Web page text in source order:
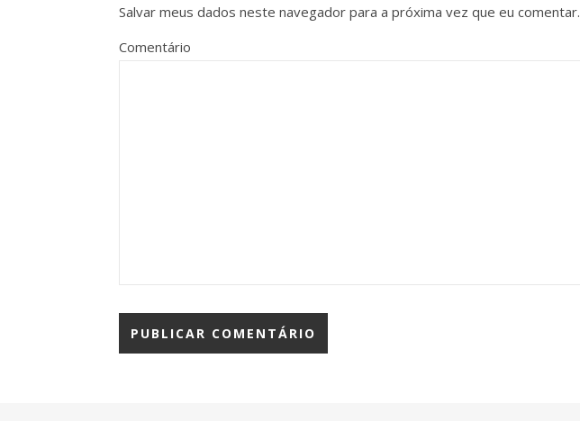
Salvar meus dados neste navegador para a próxima vez que eu comentar.
Comentário